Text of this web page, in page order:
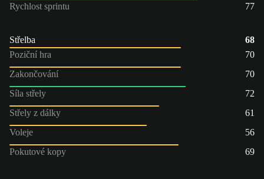
Rychlost sprintu
77
Střelba
68
Poziční hra
70
Zakončování
70
Síla střely
72
Střely z dálky
61
Voleje
56
Pokutové kopy
69